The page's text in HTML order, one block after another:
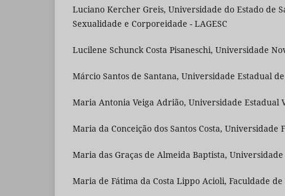
Luciano Kercher Greis, Universidade do Estado de
Sexualidade e Corporeidade - LAGESC
Lucilene Schunck Costa Pisaneschi, Universidade
Márcio Santos de Santana, Universidade Estadual
Maria Antonia Veiga Adrião, Universidade Estadual
Maria da Conceição dos Santos Costa, Universidade
Maria das Graças de Almeida Baptista,
Maria de Fátima da Costa Lippo Acioli, Faculdade de